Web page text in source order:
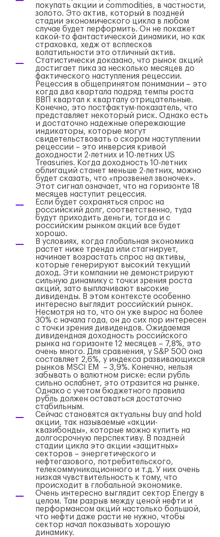
покупать акции и commodities, в частности,
золото. Это актив, который в поздней
стадии экономического цикла в любом
случае будет перформить. Он не покажет
какой-то фантастической динамики, но как
страховка, хедж от всплесков
волатильности это отличный актив.
Cтатистически доказано, что рынок акций
достигает пика за несколько месяцев до
фактического наступления рецессии.
Рецессия в общепринятом понимании – это
когда два квартала подряд темпы роста
ВВП квартал к кварталу отрицательные.
Конечно, это постфактум-показатель, что
представляет некоторый риск. Однако есть
и достаточно надежные опережающие
индикаторы, которые могут
свидетельствовать о скором наступлении
рецессии – это инверсия кривой
доходности 2-летних и 10-летних US
Treasuries. Когда доходность 10-летних
облигаций станет меньше 2-летних, можно
будет сказать, что «прозвенел звоночек».
Этот сигнал означает, что на горизонте 18
месяцев наступит рецессия.
Если будет сохраняться спрос на
российский долг, соответственно, туда
будут приходить деньги, тогда и с
российским рынком акций все будет
хорошо.
В условиях, когда глобальная экономика
растет ниже тренда или стагнирует,
начинает возрастать спрос на активы,
которые генерируют высокий текущий
доход. Эти компании не демонстрируют
сильную динамику с точки зрения роста
акций, зато выплачивают высокие
дивиденды. В этом контексте особенно
интересно выглядит российский рынок.
Несмотря на то, что он уже вырос на более
30% с начала года, он до сих пор интересен
с точки зрения дивидендов. Ожидаемая
дивидендная доходность российского
рынка на горизонте 12 месяцев – 7,8%, это
очень много. Для сравнения, у S&P 500 она
составляет 2,6%, у индекса развивающихся
рынков MSCI EM ­ – 3,9%. Конечно, нельзя
забывать о валютном риске: если рубль
сильно ослабнет, это отразится на рынке.
Однако с учетом бюджетного правила
рубль должен оставаться достаточно
стабильным.
Сейчас становятся актуальны buy and hold
акции, так называемые «акции-
квазибонды», которые можно купить на
долгосрочную перспективу. В поздней
стадии цикла это акции «защитных»
секторов – энергетического и
нефтегазового, потребительского,
телекоммуникационного и т.д. У них очень
низкая чувствительность к тому, что
происходит в глобальной экономике.
Очень интересно выглядит сектор Energy в
целом. Там разрыв между ценой нефти и
перформансом акций настолько большой,
что нефти даже расти не нужно, чтобы
сектор начал показывать хорошую
динамику.